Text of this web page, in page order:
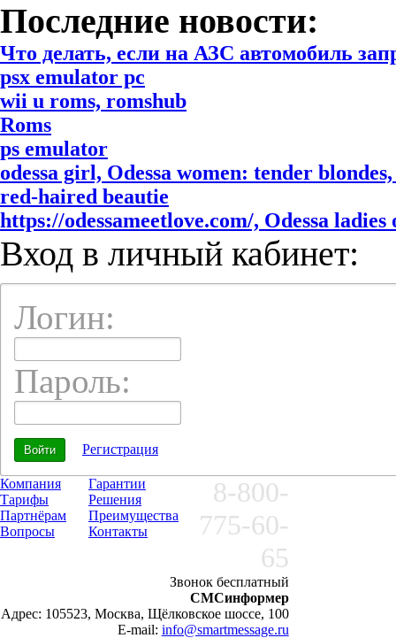
Последние новости:
Что делать, если на АЗС автомобиль
psx emulator pc
wii u roms, romshub
Roms
ps emulator
odessa girl, Odessa women: tender
red-haired beautie
https://odessameetlove.com/, Odessa
Вход в личный кабинет:
Логин:
Пароль:
Регистрация
Компания
Тарифы
Партнёрам
Вопросы
Гарантии
Решения
Преимущества
Контакты
8-800-
775-60-
65
Звонок бесплатный
СМСинформер
Адрес: 105523, Москва, Щёлковское шоссе, 100
E-mail: info@smartmessage.ru